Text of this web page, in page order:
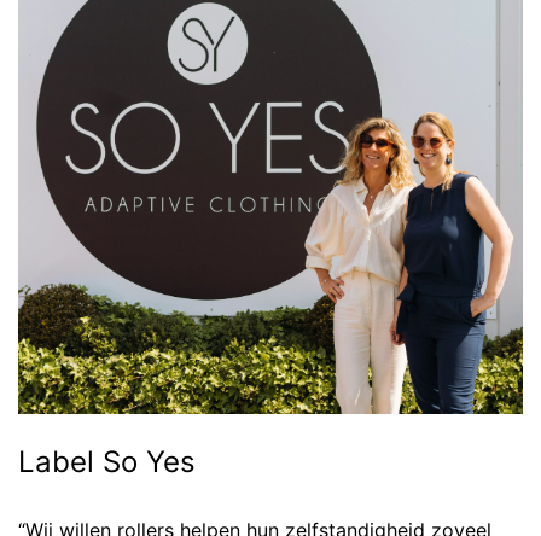
Label So Yes
“Wij willen rollers helpen hun zelfstandigheid zoveel